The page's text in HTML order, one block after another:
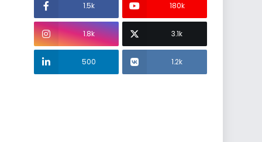
1.5k 180k
1.8k 3.1k
500 1.2k